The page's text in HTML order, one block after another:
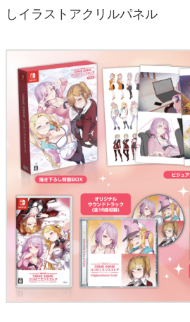
しイラストアクリルパネル